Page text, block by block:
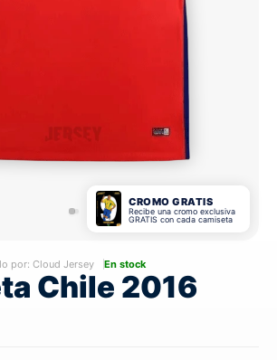
CROMO GRATIS
Recibe una cromo exclusiva
GRATIS con cada camiseta
por: Cloud Jersey En stock
Chile 2016